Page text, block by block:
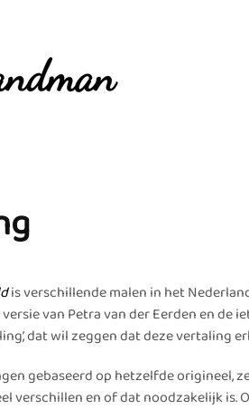
gaan
is verschillende malen in het
van Petra van der Eerden en de
dat wil zeggen dat deze vertaling
gebaseerd op hetzelfde origineel,
verschillen en of dat noodzakelijk